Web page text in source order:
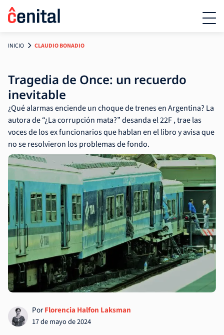
INICIO CLAUDIO BONADIO
Tragedia de Once: un recuerdo
inevitable
¿Qué alarmas enciende un choque de trenes en Argentina? La
autora de “¿La corrupción mata?” desanda el 22F , trae las
voces de los ex funcionarios que hablan en el libro y avisa que
no se resolvieron los problemas de fondo.
PorFlorencia Halfon Laksman
17 de mayo de 2024